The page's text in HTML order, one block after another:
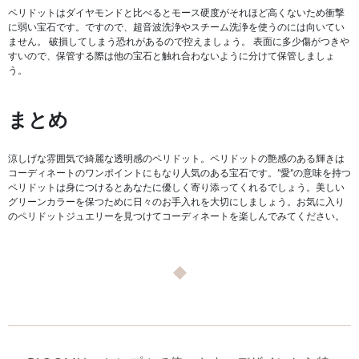
ペリドットはダイヤモンドと比べるとモース硬度がそれほど高くないため衝撃
に弱い宝石です。ですので、超音波洗浄やスチーム洗浄を使うのには向いてい
ません。 破損してしまう恐れがあるので控えましょう。 表面に多少傷がつきや
すいので、保管する際は他の宝石と触れ合わないように分けて保管しましょ
う。
まとめ
涼しげな雰囲気で綺麗な透明感のペリドット。ペリドットの艶感のある輝きは
コーディネートのワンポイントにもなり人気のある宝石です。”愛”の意味を持つ
ペリドットは身につけるとあなたに優しく寄り添ってくれるでしょう。美しい
グリーンカラーを保つために日々のお手入れを大切にしましょう。お気に入り
のペリドットジュエリーを見つけてコーディネートを楽しんでみてください。
◆